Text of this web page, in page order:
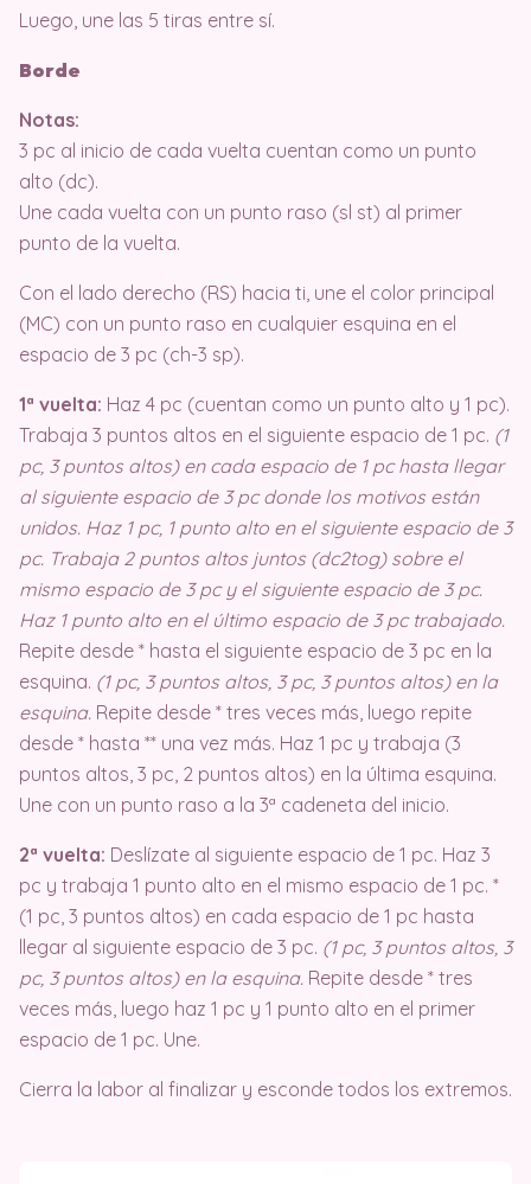
Luego, une las 5 tiras entre sí.
Borde
Notas:
3 pc al inicio de cada vuelta cuentan como un punto
alto (dc).
Une cada vuelta con un punto raso (sl st) al primer
punto de la vuelta.
Con el lado derecho (RS) hacia ti, une el color principal
(MC) con un punto raso en cualquier esquina en el
espacio de 3 pc (ch-3 sp).
1ª vuelta: Haz 4 pc (cuentan como un punto alto y 1 pc).
Trabaja 3 puntos altos en el siguiente espacio de 1 pc. (1
pc, 3 puntos altos) en cada espacio de 1 pc hasta llegar
al siguiente espacio de 3 pc donde los motivos están
unidos. Haz 1 pc, 1 punto alto en el siguiente espacio de 3
pc. Trabaja 2 puntos altos juntos (dc2tog) sobre el
mismo espacio de 3 pc y el siguiente espacio de 3 pc.
Haz 1 punto alto en el último espacio de 3 pc trabajado.
Repite desde * hasta el siguiente espacio de 3 pc en la
esquina. (1 pc, 3 puntos altos, 3 pc, 3 puntos altos) en la
esquina. Repite desde * tres veces más, luego repite
desde * hasta ** una vez más. Haz 1 pc y trabaja (3
puntos altos, 3 pc, 2 puntos altos) en la última esquina.
Une con un punto raso a la 3ª cadeneta del inicio.
2ª vuelta: Deslízate al siguiente espacio de 1 pc. Haz 3
pc y trabaja 1 punto alto en el mismo espacio de 1 pc. *
(1 pc, 3 puntos altos) en cada espacio de 1 pc hasta
llegar al siguiente espacio de 3 pc. (1 pc, 3 puntos altos, 3
pc, 3 puntos altos) en la esquina. Repite desde * tres
veces más, luego haz 1 pc y 1 punto alto en el primer
espacio de 1 pc. Une.
Cierra la labor al finalizar y esconde todos los extremos.